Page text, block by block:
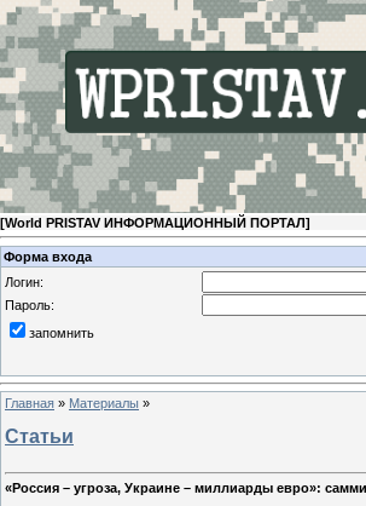
[World PRISTAV ИНФОРМАЦИОННЫЙ ПОРТАЛ]
Форма входа
Логин:
Пароль:
запомнить
Главная » Материалы »
Статьи
«Россия – угроза, Украине – миллиарды евро»: